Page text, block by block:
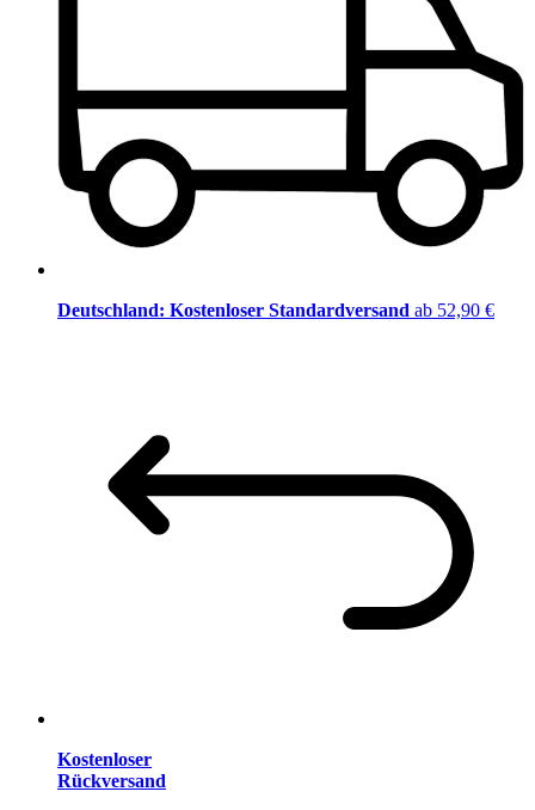
Deutschland: Kostenloser Standardversand ab 52,90 €
Kostenloser
Rückversand